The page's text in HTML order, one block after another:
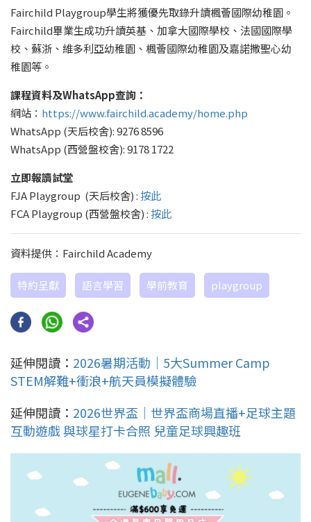
Fairchild Playgroup學生將獲優先取錄升讀楓薈國際幼稚園。
Fairchild畢業生成功升讀英基、加拿大國際學校、法國國際學
校、蘇浙、維多利亞幼稚園、楓薈國際幼稚園及嘉諾撒聖心幼
稚園等。
課程資料及WhatsApp查詢：
網站： https://www.fairchild.academy/home.php
WhatsApp (天后校舍): 9276 8596
WhatsApp (西營盤校舍): 9178 1722
立即報讀試堂
FJA Playgroup (天后校舍) :按此
FCA Playgroup (西營盤校舍) :按此
資料提供：Fairchild Academy
特約呈獻 語言學習 學前教育 playgroup
延伸閱讀： 2026暑期活動｜5大Summer Camp
STEM解難+衝浪+航天員模擬體驗
延伸閱讀： 2026世界盃｜世界盃商場直播+足球主題
互動遊戲 與球星打卡合照 兒童足球興趣班